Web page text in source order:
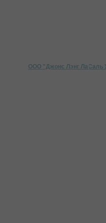
ООО "Джонс Лэнг ЛаСаль